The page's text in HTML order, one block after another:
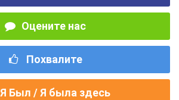
Оцените нас
Похвалите
Я Был / Я была здесь